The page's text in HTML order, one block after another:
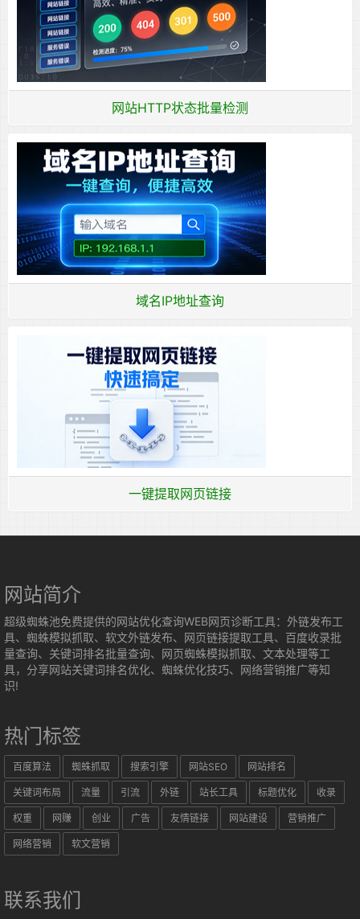
网站HTTP状态批量检测
域名IP地址查询
一键提取网页链接
网站简介
超级蜘蛛池免费提供的网站优化查询WEB网页诊断工具：外链发布工
具、蜘蛛模拟抓取、软文外链发布、网页链接提取工具、百度收录批
量查询、关键词排名批量查询、网页蜘蛛模拟抓取、文本处理等工
具，分享网站关键词排名优化、蜘蛛优化技巧、网络营销推广等知
识!
热门标签
百度算法 蜘蛛抓取 搜索引擎 网站SEO 网站排名
关键词布局 流量 引流 外链 站长工具 标题优化 收录
权重 网赚 创业 广告 友情链接 网站建设 营销推广
网络营销 软文营销
联系我们